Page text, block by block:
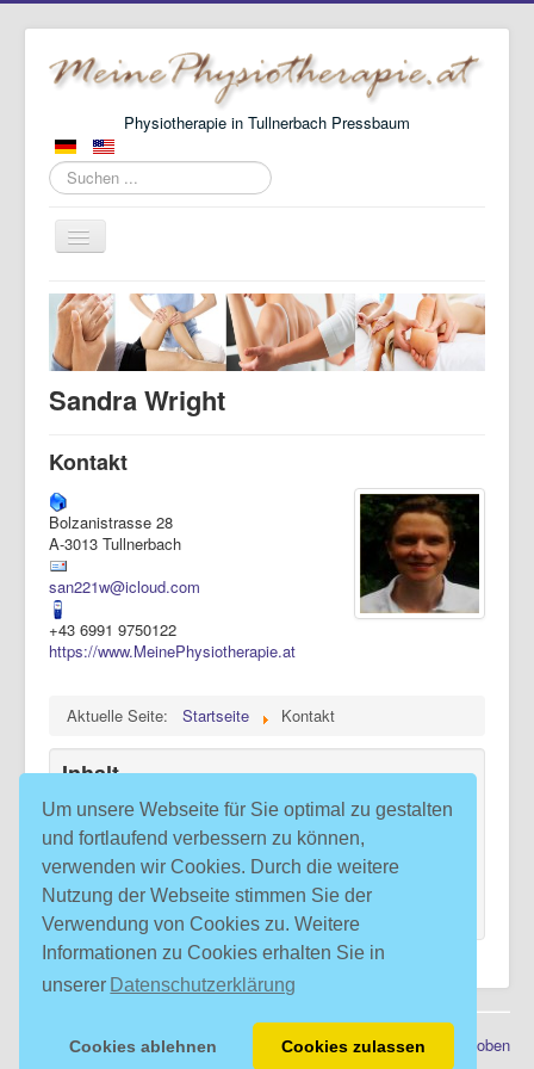
Um unsere Webseite für Sie optimal zu gestalten
und fortlaufend verbessern zu können,
verwenden wir Cookies. Durch die weitere
Nutzung der Webseite stimmen Sie der
Verwendung von Cookies zu. Weitere
Informationen zu Cookies erhalten Sie in
unserer Datenschutzerklärung
Cookies ablehnen Cookies zulassen
Physiotherapie in Tullnerbach Pressbaum
Suchen
...
Navigation
Hauptseite
Über mich
Aktuelles
Kontakt
Sandra Wright
Kontakt
Bolzanistrasse 28
A-3013 Tullnerbach
san221w@icloud.com
+43 6991 9750122
https://www.MeinePhysiotherapie.at
Aktuelle Seite: Startseite Kontakt
Inhalt
Hauptseite
Praxis
Tipps
Über mich
Kontakt
Nach oben
© 2026 Physiotherapeutin Sandra Wright: Physiotherapie in